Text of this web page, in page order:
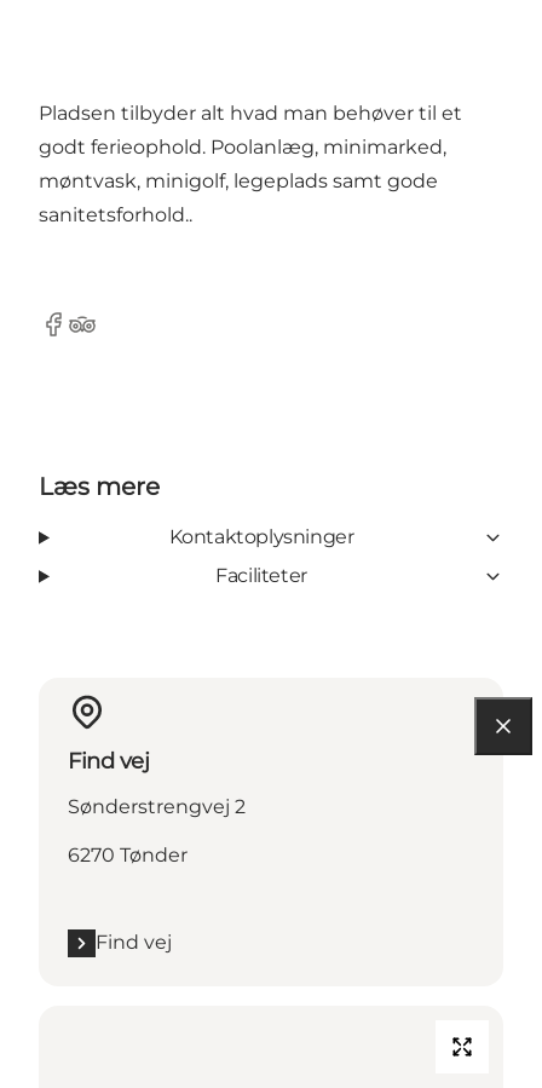
Pladsen tilbyder alt hvad man behøver til et
godt ferieophold. Poolanlæg, minimarked,
møntvask, minigolf, legeplads samt gode
sanitetsforhold..
Facebook
Tripadvisor
Læs mere
Kontaktoplysninger
Faciliteter
Find vej
Sønderstrengvej 2
6270 Tønder
Find vej